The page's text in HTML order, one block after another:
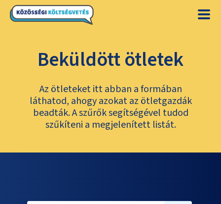
Beküldött ötletek
Az ötleteket itt abban a formában
láthatod, ahogy azokat az ötletgazdák
beadták. A szűrők segítségével tudod
szűkíteni a megjelenített listát.